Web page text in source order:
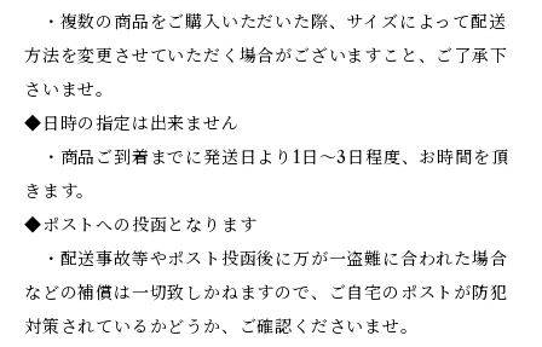
・複数の商品をご購入いただいた際、サイズによって配送
方法を変更させていただく場合がございますこと、ご了承下
さいませ。
◆日時の指定は出来ません
・商品ご到着までに発送日より1日～3日程度、お時間を頂
きます。
◆ポストへの投函となります
・配送事故等やポスト投函後に万が一盗難に合われた場合
などの補償は一切致しかねますので、ご自宅のポストが防犯
対策されているかどうか、ご確認くださいませ。